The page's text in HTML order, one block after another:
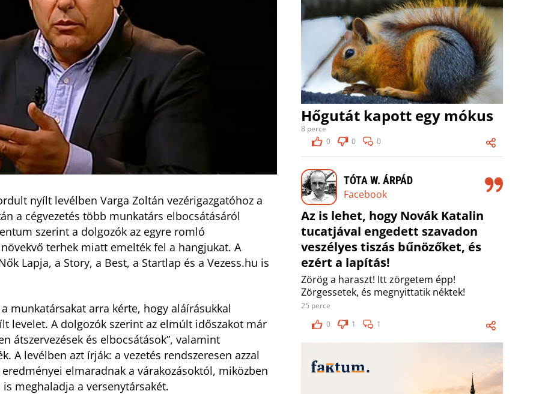
nyílt levélben Varga Zoltán vezérigazgatóhoz a
a cégvezetés több munkatárs elbocsátásáról
szerint a dolgozók az egyre romló
terhek miatt emelték fel a hangjukat. A
Lapja, a Story, a Best, a Startlap és a Vezess.hu is
munkatársakat arra kérte, hogy aláírásukkal
levelet. A dolgozók szerint az elmúlt időszakot már
átszervezések és elbocsátások”, valamint
A levélben azt írják: a vezetés rendszeresen azzal
elmaradnak a várakozásoktól, miközben
meghaladja a versenytársakét.
Hőgutát kapott egy mókus
8 perce
0
0 0
TÓTA W. ÁRPÁD
Facebook
Az is lehet, hogy Novák Katalin
tucatjával engedett szavadon
veszélyes tiszás bűnözőket, és
ezért a lapítás!
Zörög a haraszt! Itt zörgetem épp!
Zörgessetek, és megnyittatik néktek!
25 perce
0
1 1